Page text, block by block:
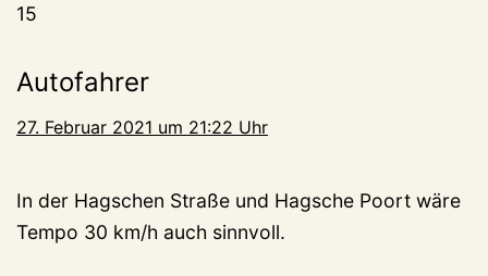
15
Autofahrer
27. Februar 2021 um 21:22 Uhr
In der Hagschen Straße und Hagsche Poort wäre
Tempo 30 km/h auch sinnvoll.